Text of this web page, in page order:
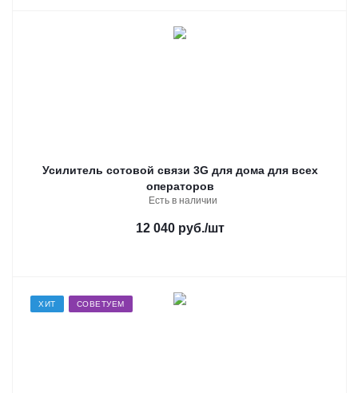
Усилитель сотовой связи 3G для дома для всех
операторов
Есть в наличии
12 040 руб./шт
ХИТ СОВЕТУЕМ